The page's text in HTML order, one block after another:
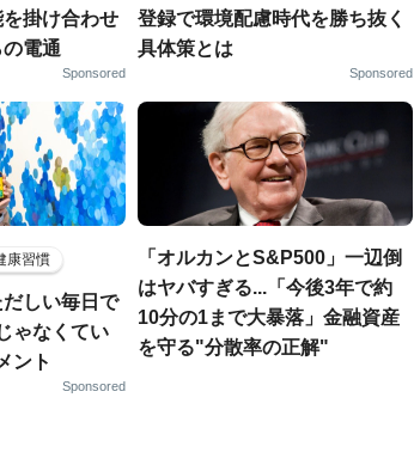
掛け合わせ
電通
Sponsored
登録で環境配慮時代を勝ち抜く
具体策とは
Sponsored
康習慣
しい毎日で
ゃなくてい
ント
Sponsored
「オルカンとS&P500」一辺倒
はヤバすぎる...「今後3年で約
10分の1まで大暴落」金融資産
を守る"分散率の正解"